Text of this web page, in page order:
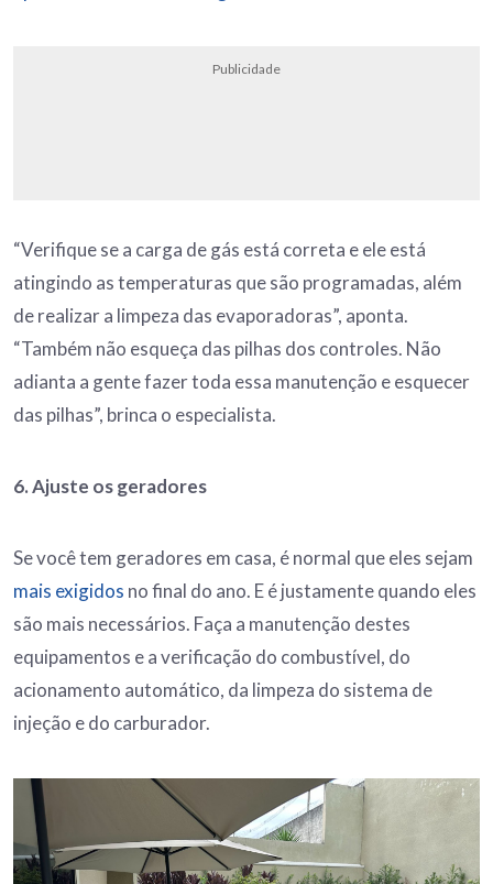
Publicidade
“Verifique se a carga de gás está correta e ele está
atingindo as temperaturas que são programadas, além
de realizar a limpeza das evaporadoras”, aponta.
“Também não esqueça das pilhas dos controles. Não
adianta a gente fazer toda essa manutenção e esquecer
das pilhas”, brinca o especialista.
6. Ajuste os geradores
Se você tem geradores em casa, é normal que eles sejam
mais exigidos no final do ano. E é justamente quando eles
são mais necessários. Faça a manutenção destes
equipamentos e a verificação do combustível, do
acionamento automático, da limpeza do sistema de
injeção e do carburador.